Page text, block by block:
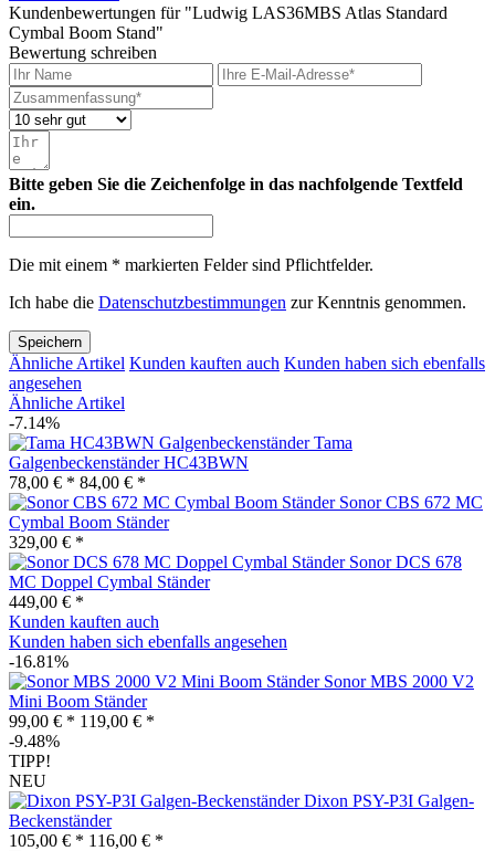
Kundenbewertungen für "Ludwig LAS36MBS Atlas Standard
Cymbal Boom Stand"
Bewertung schreiben
Bitte geben Sie die Zeichenfolge in das nachfolgende Textfeld
ein.
Die mit einem * markierten Felder sind Pflichtfelder.
Ich habe die Datenschutzbestimmungen zur Kenntnis genommen.
Speichern
Ähnliche Artikel Kunden kauften auch Kunden haben sich ebenfalls
angesehen
Ähnliche Artikel
-7.14%
Tama
Galgenbeckenständer HC43BWN
78,00 € * 84,00 € *
Sonor CBS 672 MC
Cymbal Boom Ständer
329,00 € *
Sonor DCS 678
MC Doppel Cymbal Ständer
449,00 € *
Kunden kauften auch
Kunden haben sich ebenfalls angesehen
-16.81%
Sonor MBS 2000 V2
Mini Boom Ständer
99,00 € * 119,00 € *
-9.48%
TIPP!
NEU
Dixon PSY-P3I Galgen-
Beckenständer
105,00 € * 116,00 € *